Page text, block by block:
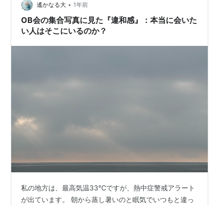
遙かなる大 • 1年前
OB会の集合写真に見た『違和感』：本当に会いた
い人はそこにいるのか？
私の地方は、最高気温33℃ですが、熱中症警戒アラート
が出ています。 朝から蒸し暑いのと眠気でいつもと違っ